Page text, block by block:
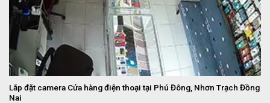
Lắp đặt camera Cửa hàng điện thoại tại Phú Đông, Nhơn Trạch Đồng
Nai